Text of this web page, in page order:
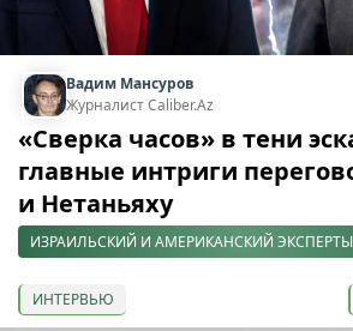
Вадим Мансуров
Журналист Caliber.Az
«Сверка часов» в тени
главные интриги
и Нетаньяху
ИЗРАИЛЬСКИЙ И АМЕРИКАНСКИЙ ЭКСПЕРТЫ
ИНТЕРВЬЮ